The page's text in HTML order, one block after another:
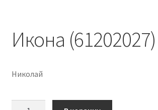
Икона (61202027)
Николай